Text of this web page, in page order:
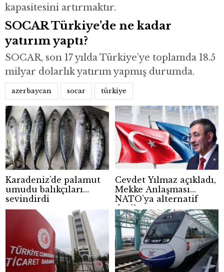
kapasitesini artırmaktır.
SOCAR Türkiye’de ne kadar
yatırım yaptı?
SOCAR, son 17 yılda Türkiye’ye toplamda 18.5
milyar dolarlık yatırım yapmış durumda.
azerbaycan socar türkiye
Karadeniz’de palamut
umudu balıkçıları
sevindirdi
Cevdet Yılmaz açıkladı,
Mekke Anlaşması
NATO’ya alternatif
değil